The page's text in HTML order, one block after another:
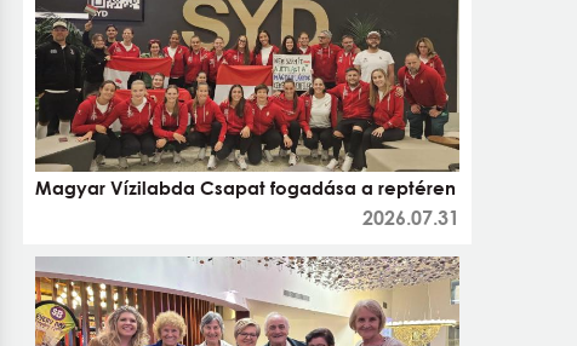
Magyar Vízilabda Csapat fogadása a reptéren
2026.07.31